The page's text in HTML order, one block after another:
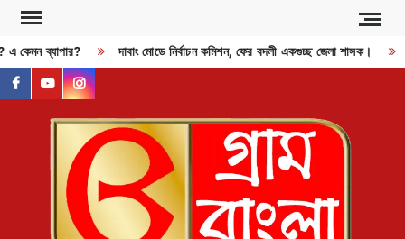
Skip
content
এ কেমন ব্যাপার? দাবাং মোডে নির্বাচন কমিশন, ফের বদলী একগুচ্ছ জেলা শাসক।
facebook
youtubeinstagram